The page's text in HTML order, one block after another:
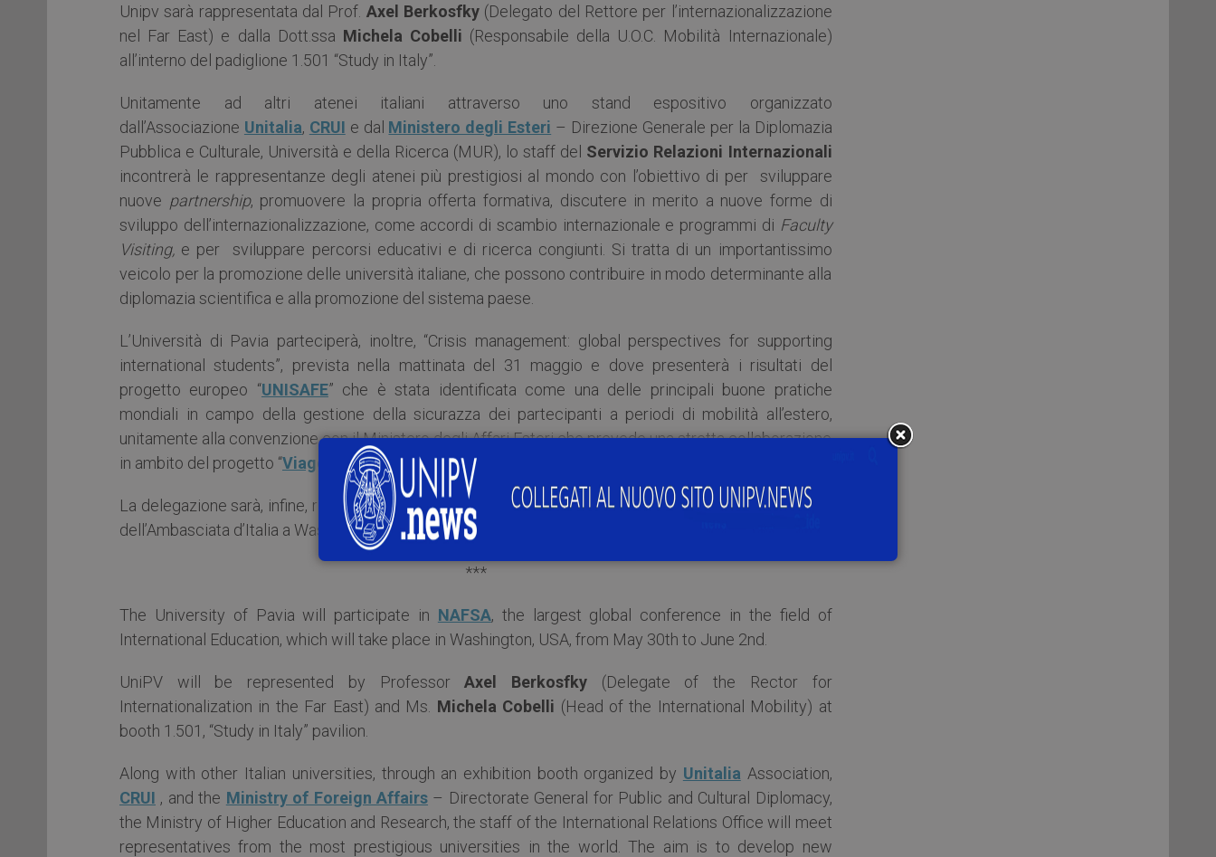
Unipv sarà rappresentata dal Prof. Axel Berkosfky(Delegato del Rettore per l’internazionalizzazione
nel Far East) e dalla Dott.ssa Michela Cobelli (Responsabile della U.O.C. Mobilità Internazionale)
all’interno del padiglione 1.501 “Study in Italy”.
Unitamente ad altri atenei italiani attraverso uno stand espositivo organizzato
dall’Associazione Unitalia, CRUI e dal Ministero degli Esteri – Direzione Generale per la Diplomazia
Pubblica e Culturale, Università e della Ricerca (MUR), lo staff del Servizio Relazioni Internazionali
incontrerà le rappresentanze degli atenei più prestigiosi al mondo con l’obiettivo di per sviluppare
nuove partnership, promuovere la propria offerta formativa, discutere in merito a nuove forme di
sviluppo dell’internazionalizzazione, come accordi di scambio internazionale e programmi di Faculty
Visiting, e per sviluppare percorsi educativi e di ricerca congiunti. Si tratta di un importantissimo
veicolo per la promozione delle università italiane, che possono contribuire in modo determinante alla
diplomazia scientifica e alla promozione del sistema paese.
L’Università di Pavia parteciperà, inoltre, “Crisis management: global perspectives for supporting
international students”, prevista nella mattinata del 31 maggio e dove presenterà i risultati del
progetto europeo “UNISAFE” che è stata identificata come una delle principali buone pratiche
mondiali in campo della gestione della sicurazza dei partecipanti a periodi di mobilità all’estero,
unitamente alla convenzione con il Ministero degli Affari Esteri che prevede una stretta collaborazione
in ambito del progetto “Viaggiare Sicuri
La delegazione sarà, infine, ricevuta dall’Ambasciatrice Mariangela Zappiapresso Villa Firenze, sede
dell’Ambasciata d’Italia a Washington DC.
***
The University of Pavia will participate in NAFSA, the largest global conference in the field of
International Education, which will take place in Washington, USA, from May 30th to June 2nd.
UniPV will be represented by ProfessorAxel Berkosfky(Delegate of the Rector for
Internationalization in the Far East) and Ms. Michela Cobelli (Head of the International Mobility) at
booth 1.501, “Study in Italy” pavilion.
Along with other Italian universities, through an exhibition booth organized by Unitalia Association,
CRUI , and the Ministry of Foreign Affairs – Directorate General for Public and Cultural Diplomacy,
the Ministry of Higher Education and Research, the staff of the International Relations Office will meet
representatives from the most prestigious universities in the world. The aim is to develop new